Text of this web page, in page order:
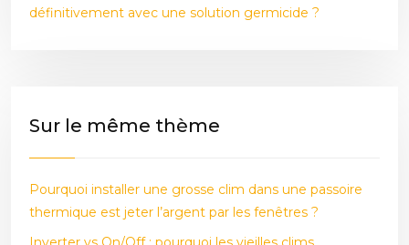
définitivement avec une solution germicide ?
Sur le même thème
Pourquoi installer une grosse clim dans une passoire
thermique est jeter l’argent par les fenêtres ?